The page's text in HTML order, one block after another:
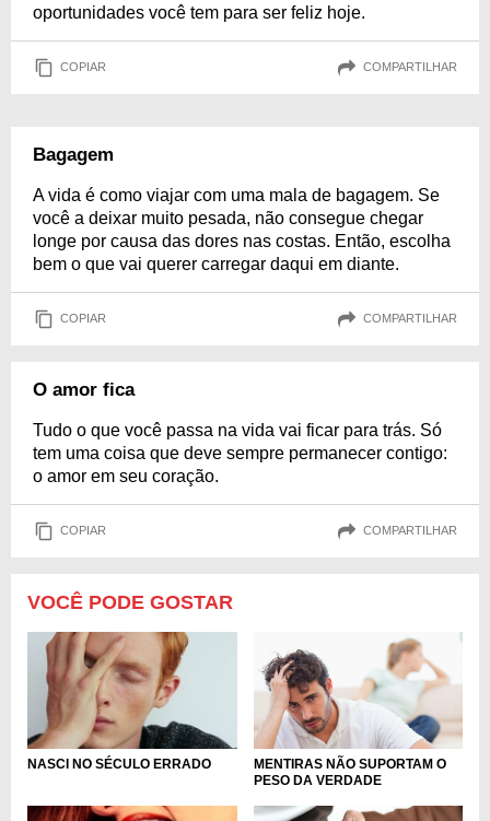
oportunidades você tem para ser feliz hoje.
COPIAR COMPARTILHAR
Bagagem
A vida é como viajar com uma mala de bagagem. Se
você a deixar muito pesada, não consegue chegar
longe por causa das dores nas costas. Então, escolha
bem o que vai querer carregar daqui em diante.
COPIAR COMPARTILHAR
O amor fica
Tudo o que você passa na vida vai ficar para trás. Só
tem uma coisa que deve sempre permanecer contigo:
o amor em seu coração.
COPIAR COMPARTILHAR
VOCÊ PODE GOSTAR
NASCI NO SÉCULO ERRADO
MENTIRAS NÃO SUPORTAM O
PESO DA VERDADE